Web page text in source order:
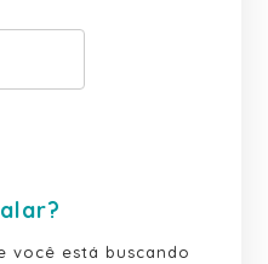
você está buscando